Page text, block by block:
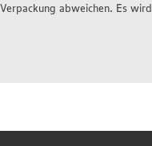
abweichen. Es wird